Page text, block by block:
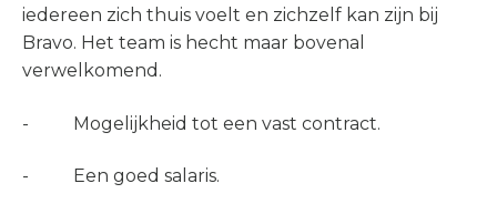
iedereen zich thuis voelt en zichzelf kan zijn bij
Bravo. Het team is hecht maar bovenal
verwelkomend.
- Mogelijkheid tot een vast contract.
- Een goed salaris.